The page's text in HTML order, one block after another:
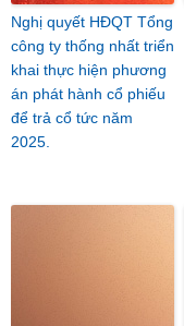
Nghị quyết HĐQT Tổng
công ty thống nhất triển
khai thực hiện phương
án phát hành cổ phiếu
để trả cổ tức năm
2025.